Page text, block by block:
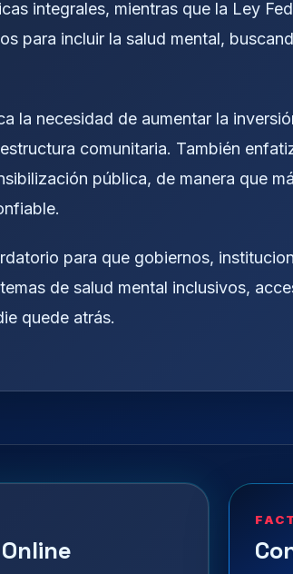
integrales, mientras que la Ley
para incluir la salud mental,
la necesidad de aumentar la
comunitaria. También
pública, de manera que
para que gobiernos,
de salud mental inclusivos,
quede atrás.